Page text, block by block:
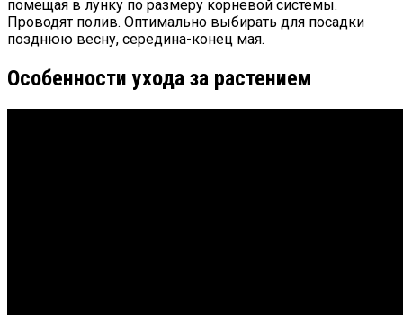
помещая в лунку по размеру корневой системы.
Проводят полив. Оптимально выбирать для посадки
позднюю весну, середина-конец мая.
Особенности ухода за растением